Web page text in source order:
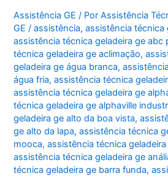
ó
Assistência GE / PorAssistência
GE /assistência,assistência técnica
assistência técnica geladeira ge abc
técnica geladeira ge aclimação,
geladeira ge água branca,
água fria,assistência técnica
assistência técnica geladeira ge
técnica geladeira ge alphaville
geladeira ge alto da boa vista,
ge alto da lapa,assistência técnica
mooca,assistência técnica
assistência técnica geladeira ge
técnica geladeira ge barra funda,